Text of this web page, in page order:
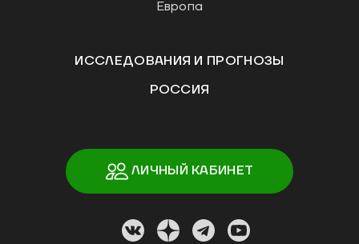
Европа
ИССЛЕДОВАНИЯ И ПРОГНОЗЫ
РОССИЯ
ЛИЧНЫЙ КАБИНЕТ